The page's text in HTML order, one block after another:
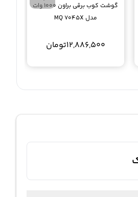
گوشت کوب برقی براون 1000 وات
مدل MQ 7045X
12,886,500تومان